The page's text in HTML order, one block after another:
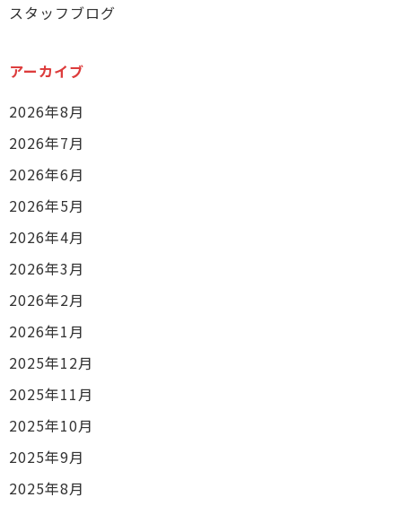
スタッフブログ
アーカイブ
2026年8月
2026年7月
2026年6月
2026年5月
2026年4月
2026年3月
2026年2月
2026年1月
2025年12月
2025年11月
2025年10月
2025年9月
2025年8月